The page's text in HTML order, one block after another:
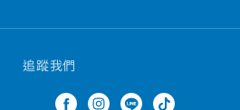
追蹤我們